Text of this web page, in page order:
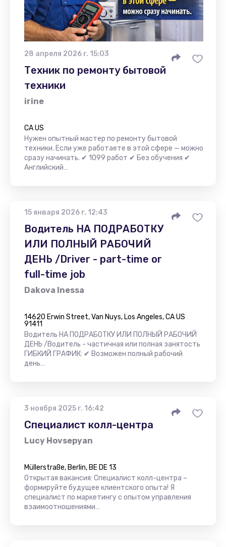
28 апреля 2026 г. 15:03
Техник по ремонту бытовой
техники
irine
CA US
Нужен опытный мастер по ремонту бытовой
техники. Если уже работаете в этой сфере — можно
сразу начинать. ✔ 1099 работ ✔ Без обучения ✔
Английский…
15 января 2026 г. 12:43
Водитель НА ПОДРАБОТКУ
ИЛИ ПОЛНЫЙ РАБОЧИЙ
ДЕНЬ /Driver - part-time or
full-time job
Dakova Inessa
14620 Erwin Street, Van Nuys, Los Angeles, CA US
91411
Водитель НА ПОДРАБОТКУ ИЛИ ПОЛНЫЙ РАБОЧИЙ
ДЕНЬ /Водитель - частичная или полная занятость
ГИБКИЙ ГРАФИК: ✔ Возможен полный рабочий
день…
3 ноября 2025 г. 16:42
Специалист колл-центра
Lucy Hovsepyan
Müllerstraße, Berlin, BE DE 13
Открытая вакансия: Специалист колл-центра –
формируйте будущее клиентского опыта! Я
специалист по маркетингу с опытом управления
взаимоотношениями…